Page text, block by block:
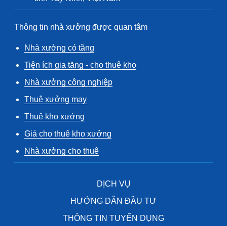
Thông tin nhà xưởng được quan tâm
Nhà xưởng có tầng
Tiện ích gia tăng - cho thuê kho
Nhà xưởng công nghiệp
Thuê xưởng may
Thuê kho xưởng
Giá cho thuê kho xưởng
Nhà xưởng cho thuê
DỊCH VỤ
HƯỚNG DẪN ĐẦU TƯ
THÔNG TIN TUYỂN DỤNG